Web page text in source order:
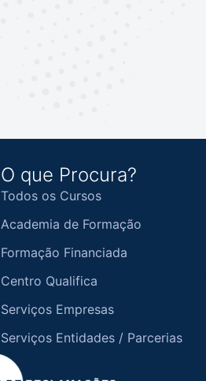
O que Procura?
Todos os Cursos
Academia de Formação
Formação Financiada
Centro Qualifica
Serviços Empresas
Serviços Entidades / Parcerias